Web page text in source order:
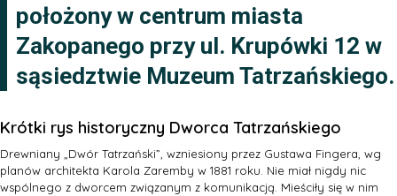
położony w centrum miasta
Zakopanego przy ul. Krupówki 12 w
sąsiedztwie Muzeum Tatrzańskiego.
Krótki rys historyczny Dworca Tatrzańskiego
Drewniany „Dwór Tatrzański”, wzniesiony przez Gustawa Fingera, wg
planów architekta Karola Zaremby w 1881 roku. Nie miał nigdy nic
wspólnego z dworcem związanym z komunikacją. Mieściły się w nim